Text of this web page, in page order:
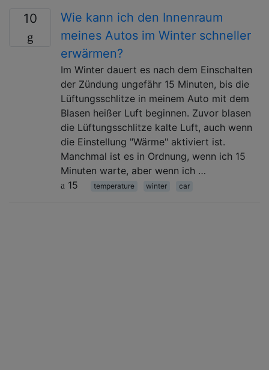
10
Wie kann ich den Innenraum
meines Autos im Winter schneller
erwärmen?
Im Winter dauert es nach dem Einschalten
der Zündung ungefähr 15 Minuten, bis die
Lüftungsschlitze in meinem Auto mit dem
Blasen heißer Luft beginnen. Zuvor blasen
die Lüftungsschlitze kalte Luft, auch wenn
die Einstellung "Wärme" aktiviert ist.
Manchmal ist es in Ordnung, wenn ich 15
Minuten warte, aber wenn ich …
15
temperature winter car